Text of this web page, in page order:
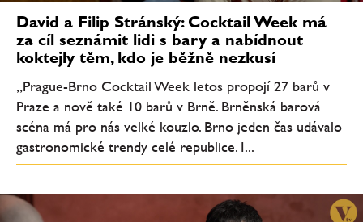
David a Filip Stránský: Cocktail Week má
za cíl seznámit lidi s bary a nabídnout
koktejly těm, kdo je běžně nezkusí
„Prague-Brno Cocktail Week letos propojí 27 barů v
Praze a nově také 10 barů v Brně. Brněnská barová
scéna má pro nás velké kouzlo. Brno jeden čas udávalo
gastronomické trendy celé republice. I...